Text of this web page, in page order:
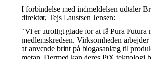
I forbindelse med indmeldelsen udtaler
direktør, Tejs Laustsen Jensen:
“Vi er utroligt glade for at få Pura Futura
medlemskredsen. Virksomheden arbejder
at anvende brint på biogasanlæg til
metan. Dermed kan deres PtX teknologi